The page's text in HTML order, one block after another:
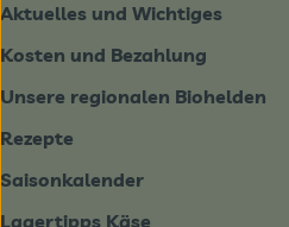
Aktuelles und Wichtiges
Kosten und Bezahlung
Unsere regionalen Biohelden
Rezepte
Saisonkalender
Lagertipps Käse